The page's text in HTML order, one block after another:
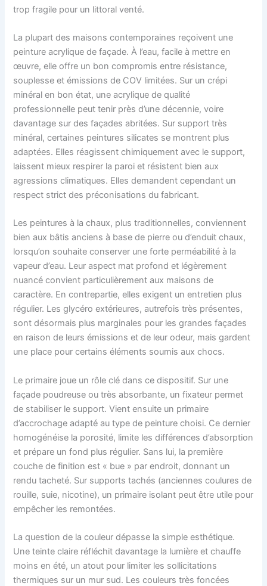
trop fragile pour un littoral venté.
La plupart des maisons contemporaines reçoivent une
peinture acrylique de façade. À l’eau, facile à mettre en
œuvre, elle offre un bon compromis entre résistance,
souplesse et émissions de COV limitées. Sur un crépi
minéral en bon état, une acrylique de qualité
professionnelle peut tenir près d’une décennie, voire
davantage sur des façades abritées. Sur support très
minéral, certaines peintures silicates se montrent plus
adaptées. Elles réagissent chimiquement avec le support,
laissent mieux respirer la paroi et résistent bien aux
agressions climatiques. Elles demandent cependant un
respect strict des préconisations du fabricant.
Les peintures à la chaux, plus traditionnelles, conviennent
bien aux bâtis anciens à base de pierre ou d’enduit chaux,
lorsqu’on souhaite conserver une forte perméabilité à la
vapeur d’eau. Leur aspect mat profond et légèrement
nuancé convient particulièrement aux maisons de
caractère. En contrepartie, elles exigent un entretien plus
régulier. Les glycéro extérieures, autrefois très présentes,
sont désormais plus marginales pour les grandes façades
en raison de leurs émissions et de leur odeur, mais gardent
une place pour certains éléments soumis aux chocs.
Le primaire joue un rôle clé dans ce dispositif. Sur une
façade poudreuse ou très absorbante, un fixateur permet
de stabiliser le support. Vient ensuite un primaire
d’accrochage adapté au type de peinture choisi. Ce dernier
homogénéise la porosité, limite les différences d’absorption
et prépare un fond plus régulier. Sans lui, la première
couche de finition est « bue » par endroit, donnant un
rendu tacheté. Sur supports tachés (anciennes coulures de
rouille, suie, nicotine), un primaire isolant peut être utile pour
empêcher les remontées.
La question de la couleur dépasse la simple esthétique.
Une teinte claire réfléchit davantage la lumière et chauffe
moins en été, un atout pour limiter les sollicitations
thermiques sur un mur sud. Les couleurs très foncées